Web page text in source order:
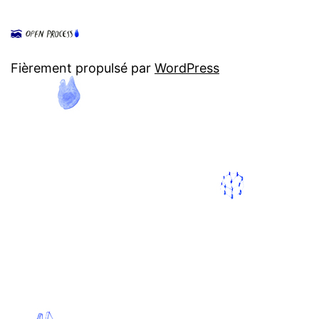
Fièrement propulsé par WordPress